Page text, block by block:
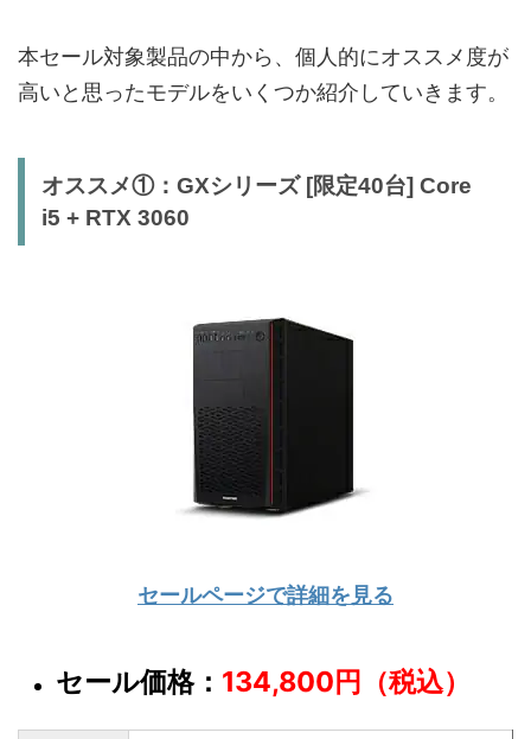
本セール対象製品の中から、個人的にオススメ度が
高いと思ったモデルをいくつか紹介していきます。
オススメ①：GXシリーズ [限定40台] Core
i5 + RTX 3060
セールページで詳細を見る
セール価格： 134,800円（税込）